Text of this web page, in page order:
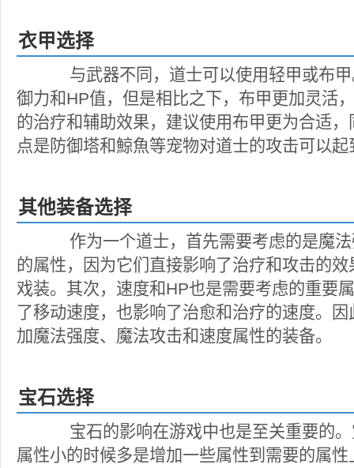
衣甲选择
与武器不同，道士可以使用轻甲或布甲
御力和HP值，但是相比之下，布甲更加灵活
的治疗和辅助效果，建议使用布甲更为合适
点是防御塔和鯨魚等宠物对道士的攻击可以
其他装备选择
作为一个道士，首先需要考虑的是魔法
的属性，因为它们直接影响了治疗和攻击的
戏装。其次，速度和HP也是需要考虑的重要
了移动速度，也影响了治愈和治疗的速度。
加魔法强度、魔法攻击和速度属性的装备。
宝石选择
宝石的影响在游戏中也是至关重要的。
属性小的时候多是增加一些属性到需要的属